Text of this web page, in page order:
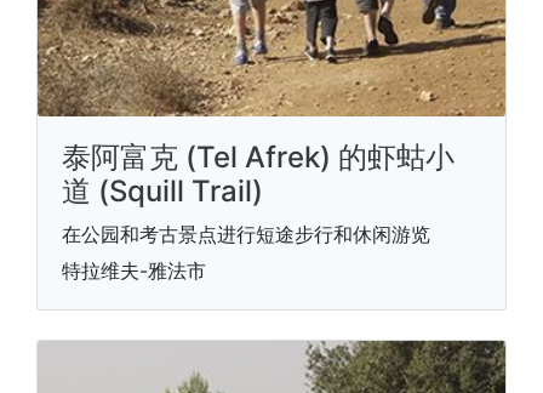
泰阿富克 (Tel Afrek) 的虾蛄小
道 (Squill Trail)
在公园和考古景点进行短途步行和休闲游览
特拉维夫-雅法市